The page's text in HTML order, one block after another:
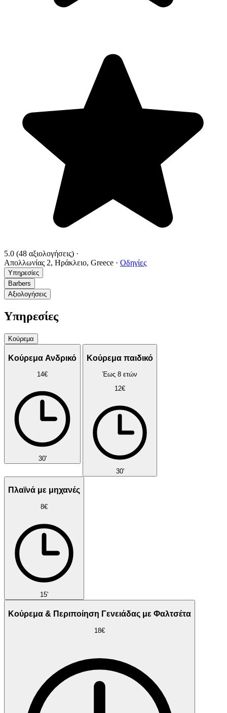
5.0 (48 αξιολογήσεις) ·
Απολλωνίας 2, Ηράκλειο, Greece · Οδηγίες
Υπηρεσίες
Barbers
Αξιολογήσεις
Υπηρεσίες
Κούρεμα
Κούρεμα Ανδρικό
14€
30'
Κούρεμα παιδικό
Έως 8 ετών
12€
30'
Πλαϊνά με μηχανές
8€
15'
Κούρεμα & Περιποίηση Γενειάδας με Φαλτσέτα
18€